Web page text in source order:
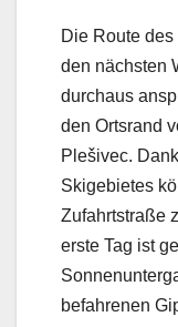
Die Route
den nächsten
durchaus
den Ortsrand
Plešivec.
Skigebietes
Zufahrtstraße
erste Tag ist
befahrenen